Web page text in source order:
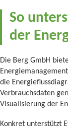
So
der
Die Berg GmbH
die
Verbrauchsdaten
Visualisierung der
Konkret unterstützt